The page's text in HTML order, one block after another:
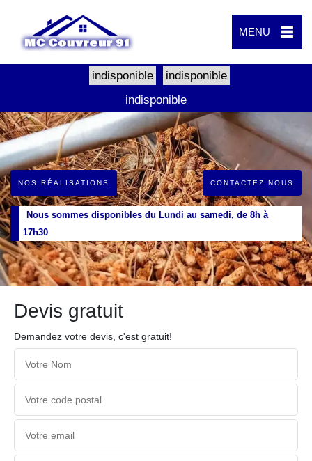
MENU
indisponible
indisponible
indisponible
NOS RÉALISATIONS CONTACTEZ NOUS
Nous sommes disponibles du Lundi au samedi, de 8h à
17h30
Devis gratuit
Demandez votre devis, c'est gratuit!